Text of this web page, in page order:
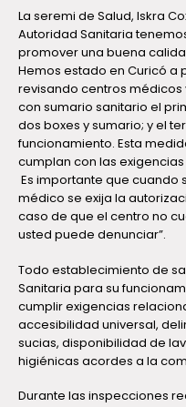
La seremi de Salud, Iskra
Autoridad Sanitaria
promover una buena
Hemos estado en Curicó a
revisando centros
con sumario sanitario el
dos boxes y sumario; y el
funcionamiento. Esta
cumplan con las
Es importante que cuando
médico se exija la
caso de que el centro no
usted puede denunciar”.
Todo establecimiento de
Sanitaria para su
cumplir exigencias
accesibilidad universal,
sucias, disponibilidad de
higiénicas acordes a la
Durante las inspecciones